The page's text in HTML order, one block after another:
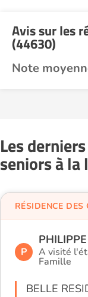
Avis sur les
(44630)
Note
Les
seniors à la
P
PHILIPPE
A visité
Famille
BELLE
RÉSIDENCE DES